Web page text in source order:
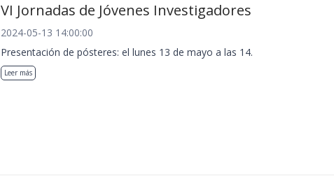
VI Jornadas de Jóvenes Investigadores
2024-05-13 14:00:00
Presentación de pósteres: el lunes 13 de mayo a las 14.
Leer más